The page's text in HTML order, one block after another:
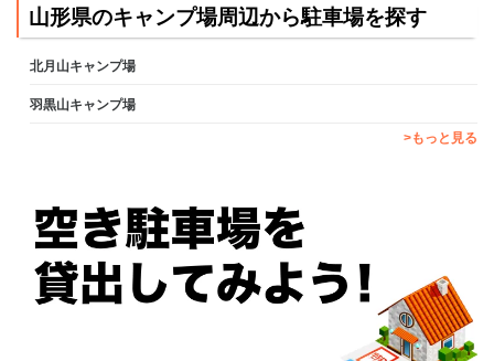
山形県のキャンプ場周辺から駐車場を探す
北月山キャンプ場
羽黒山キャンプ場
>もっと見る